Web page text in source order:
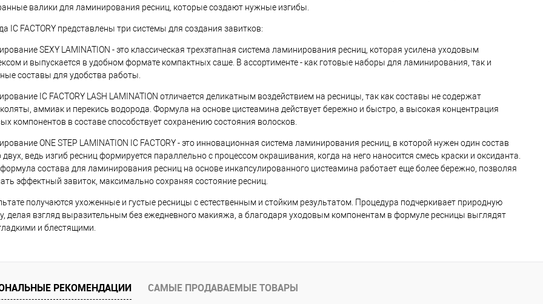
валики для ламинирования ресниц, которые создают нужные изгибы.
IC FACTORY представлены три системы для создания завитков:
SEXY LAMINATION - это классическая трехэтапная система ламинирования ресниц, которая усилена уходовым
и выпускается в удобном формате компактных саше. В ассортименте - как готовые наборы для ламинирования, так и
составы для удобства работы.
IC FACTORY LASH LAMINATION отличается деликатным воздействием на ресницы, так как составы не содержат
аммиак и перекись водорода. Формула на основе цистеамина действует бережно и быстро, а высокая концентрация
компонентов в составе способствует сохранению состояния волосков.
ONE STEP LAMINATION IC FACTORY - это инновационная система ламинирования ресниц, в которой нужен один состав
двух, ведь изгиб ресниц формируется параллельно с процессом окрашивания, когда на него наносится смесь краски и оксиданта.
состава для ламинирования ресниц на основе инкапсулированного цистеамина работает еще более бережно, позволяя
эффектный завиток, максимально сохраняя состояние ресниц.
получаются ухоженные и густые ресницы с естественным и стойким результатом. Процедура подчеркивает природную
делая взгляд выразительным без ежедневного макияжа, а благодаря уходовым компонентам в формуле ресницы выглядят
и блестящими.
РЕКОМЕНДАЦИИ САМЫЕ ПРОДАВАЕМЫЕ ТОВАРЫ